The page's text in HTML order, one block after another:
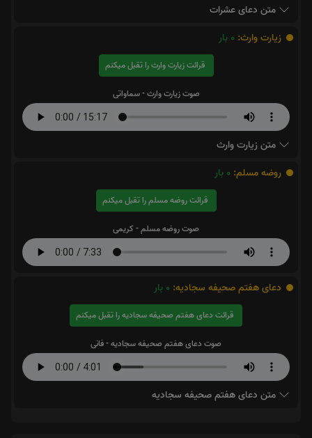
متن دعای عشرات
زیارت وارث: 0 بار
قرائت زیارت وارث را تقبل میکنم
صوت زیارت وارث - سماواتی
متن زیارت وارث
روضه مسلم: 0 بار
قرائت روضه مسلم را تقبل میکنم
صوت روضه مسلم - کریمی
دعای هفتم صحیفه سجادیه: 0 بار
قرائت دعای هفتم صحیفه سجادیه را تقبل میکنم
صوت دعای هفتم صحیفه سجادیه - فانی
متن دعای هفتم صحیفه سجادیه